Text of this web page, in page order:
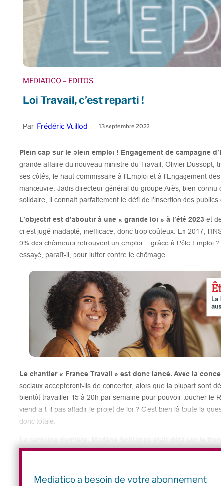
MEDIATICO – EDITOS
Loi Travail, c’est reparti !
Par Frédéric Vuillod – 13 septembre 2022
Plein cap sur le plein emploi ! Engagement de campagne
grande affaire du nouveau ministre du Travail, Olivier Dussopt,
ses côtés, le haut-commissaire à l’Emploi et à l’Engagement
manœuvre. Jadis directeur général du groupe Arès, bien connu
solidaire, il connaît parfaitement le défi de l’insertion des publics
L’objectif est d’aboutir à une « grande loi » à l’été 2023 et
ci est jugé inadapté, inefficace, donc trop coûteux. En 2017,
9% des chômeurs retrouvent un emploi… grâce à Pôle Emploi
essayé, paraît-il, pour lutter contre le chômage.
Le chantier « France Travail » est donc lancé. Avec la
sociaux accepteront-ils de concerter, alors que la plupart sont
bientôt travailler 15 à 20h par semaine pour pouvoir toucher le
viendra-t-il pas affadir le projet de loi ? C’est bien là toute la
donc totale.
associative et de l’Économie sociale et solidaire affirmait que la
suite dans les idées. En 2017, elle soutenait déjà l’accès des
Mediatico a besoin de votre abonnement